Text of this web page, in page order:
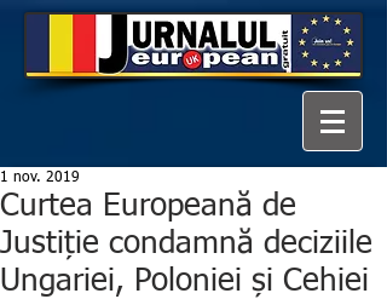
Curtea Europeană de
Justiție condamnă deciziile
Ungariei, Poloniei și Cehiei
1 nov. 2019